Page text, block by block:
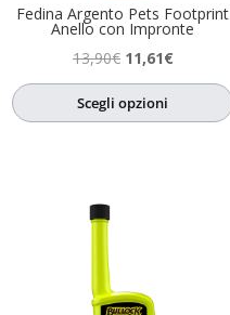
Fedina Argento Pets Footprint
Anello con Impronte
13,90€ Il
prezzo
originale
11,61€Il
prezzo
Scegli opzioni